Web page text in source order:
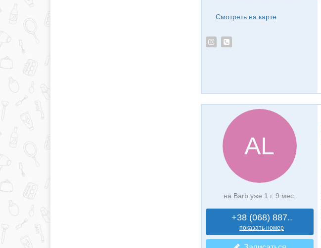
Смотреть на карте
АL
на Barb уже 1 г. 9 мес.
+38 (068) 887..
показать номер